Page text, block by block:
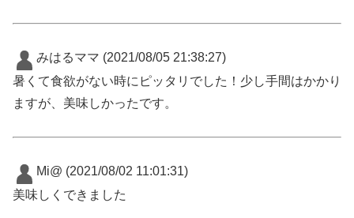
みはるママ (2021/08/05 21:38:27)
暑くて食欲がない時にピッタリでした！少し手間はかかり
ますが、美味しかったです。
Mi@ (2021/08/02 11:01:31)
美味しくできました